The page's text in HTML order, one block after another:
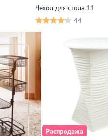
Чехол для стола 11
44
Распродажа